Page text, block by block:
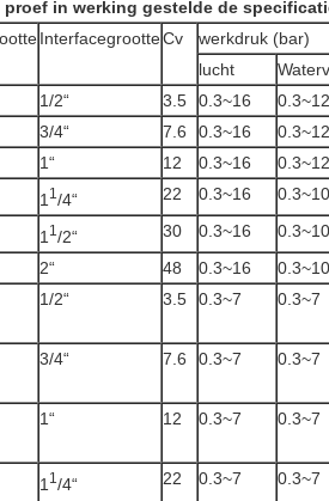
proef in werking gestelde de
InterfacegrootteCv werkdruk (bar)
lucht
1/2“ 3.5 0.3~16 0.3~12
3/4“ 7.6 0.3~16 0.3~12
1“ 12 0.3~16 0.3~12
1 1 /4“ 22 0.3~16 0.3~10
1 1 /2“ 30 0.3~16 0.3~10
2“ 48 0.3~16 0.3~10
1/2“ 3.5 0.3~7 0.3~7
3/4“ 7.6 0.3~7 0.3~7
1“ 12 0.3~7 0.3~7
1 1 /4“ 22 0.3~7 0.3~7